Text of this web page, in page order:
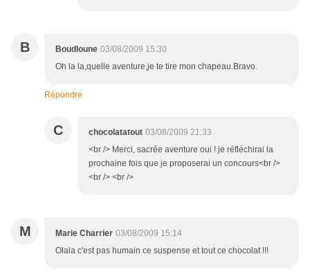
B Boudloune 03/08/2009 15:30
Oh la la,quelle aventure,je te tire mon chapeau.Bravo.
Répondre
C chocolatatout 03/08/2009 21:33
<br /> Merci, sacrée aventure oui ! je réfléchirai la
prochaine fois que je proposerai un concours<br />
<br /> <br />
M Marie Charrier 03/08/2009 15:14
Olala c'est pas humain ce suspense et tout ce chocolat !!!